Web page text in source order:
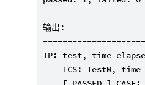
输出:
TP: test, time
TCS: TestM, time